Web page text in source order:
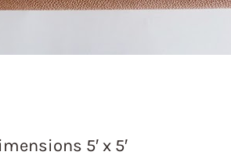
5′ x 5′